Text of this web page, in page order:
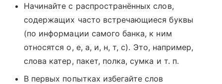
Начинайте с распространённых слов,
содержащих часто встречающиеся буквы
(по информации самого банка, к ним
относятся о, е, а, и, н, т, с). Это, например,
слова катер, пакет, полка, сумка и т. п.
В первых попытках избегайте слов